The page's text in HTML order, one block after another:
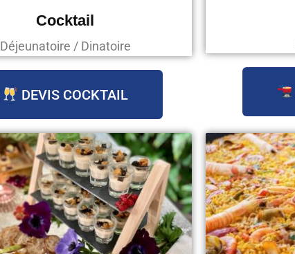
Cocktail
Déjeunatoire / Dinatoire
DEVIS COCKTAIL